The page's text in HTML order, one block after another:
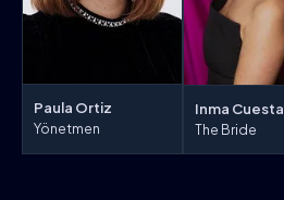
Paula Ortiz
Yönetmen
Inma Cuesta
The Bride